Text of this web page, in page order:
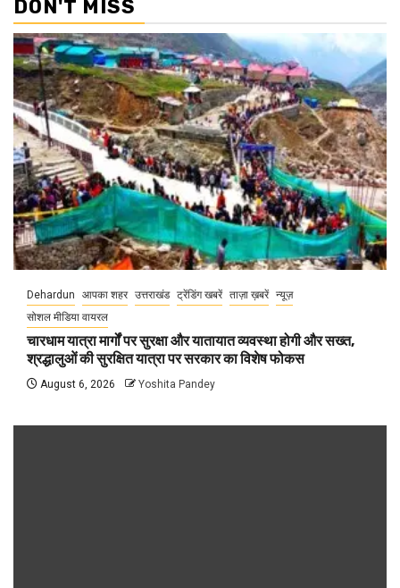
DON'T MISS
Dehardun आपका शहर उत्तराखंड ट्रेंडिंग खबरें ताज़ा ख़बरें न्यूज़
सोशल मीडिया वायरल
चारधाम यात्रा मार्गों पर सुरक्षा और यातायात व्यवस्था होगी और सख्त,
श्रद्धालुओं की सुरक्षित यात्रा पर सरकार का विशेष फोकस
August 6, 2026 Yoshita Pandey